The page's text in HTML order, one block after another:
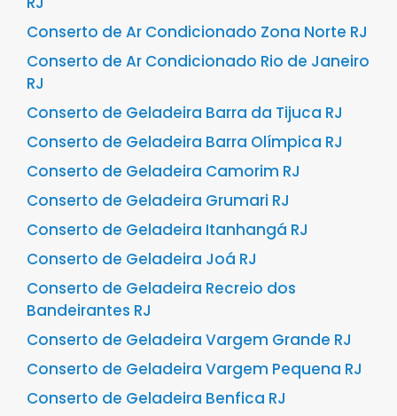
Conserto de Ar Condicionado Zona Norte RJ
Conserto de Ar Condicionado Rio de Janeiro
RJ
Conserto de Geladeira Barra da Tijuca RJ
Conserto de Geladeira Barra Olímpica RJ
Conserto de Geladeira Camorim RJ
Conserto de Geladeira Grumari RJ
Conserto de Geladeira Itanhangá RJ
Conserto de Geladeira Joá RJ
Conserto de Geladeira Recreio dos
Bandeirantes RJ
Conserto de Geladeira Vargem Grande RJ
Conserto de Geladeira Vargem Pequena RJ
Conserto de Geladeira Benfica RJ